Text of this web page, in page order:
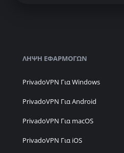
ΛΉΨΗ ΕΦΑΡΜΟΓΏΝ
PrivadoVPN Για Windows
PrivadoVPN Για Android
PrivadoVPN Για macOS
PrivadoVPN Για iOS